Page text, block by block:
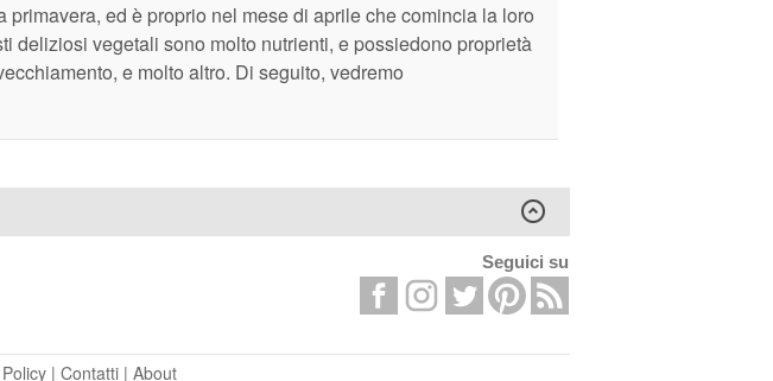
ed è proprio nel mese di aprile che comincia la loro
deliziosi vegetali sono molto nutrienti, e possiedono proprietà
e molto altro. Di seguito, vedremo
Seguici su
| Contatti| About